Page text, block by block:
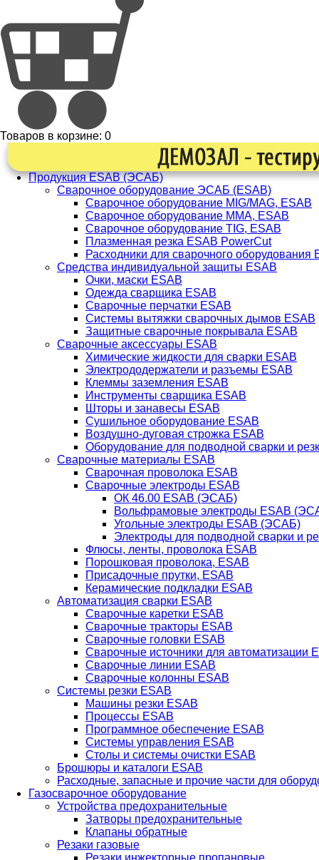
Товаров в корзине: 0
Продукция ESAB (ЭСАБ)
Сварочное оборудование ЭСАБ (ESAB)
Сварочное оборудование MIG/MAG, ESAB
Сварочное оборудование ММА, ESAB
Сварочное оборудование TIG, ESAB
Плазменная резка ESAB PowerCut
Расходники для сварочного оборудования
Средства индивидуальной защиты ESAB
Очки, маски ESAB
Одежда сварщика ESAB
Сварочные перчатки ESAB
Системы вытяжки сварочных дымов ESAB
Защитные сварочные покрывала ESAB
Сварочные аксессуары ESAB
Химические жидкости для сварки ESAB
Электрододержатели и разъемы ESAB
Клеммы заземления ESAB
Инструменты сварщика ESAB
Шторы и занавесы ESAB
Сушильное оборудование ESAB
Воздушно-дуговая строжка ESAB
Оборудование для подводной сварки и
Сварочные материалы ESAB
Сварочная проволока ESAB
Сварочные электроды ESAB
ОК 46.00 ESAB (ЭСАБ)
Вольфрамовые электроды ESAB
Угольные электроды ESAB (ЭСАБ)
Электроды для подводной сварки и
Флюсы, ленты, проволока ESAB
Порошковая проволока, ESAB
Присадочные прутки, ESAB
Керамические подкладки ESAB
Автоматизация сварки ESAB
Сварочные каретки ESAB
Сварочные тракторы ESAB
Сварочные головки ESAB
Сварочные источники для автоматизации
Сварочные линии ESAB
Сварочные колонны ESAB
Системы резки ESAB
Машины резки ESAB
Процессы ESAB
Программное обеспечение ESAB
Системы управления ESAB
Столы и системы очистки ESAB
Брошюры и каталоги ESAB
Расходные, запасные и прочие части для
Газосварочное оборудование
Устройства предохранительные
Затворы предохранительные
Клапаны обратные
Резаки газовые
Резаки инжекторные пропановые